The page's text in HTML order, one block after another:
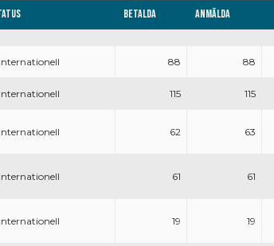
Betalda Anmälda
88 88
115 115
62 63
61 61
19 19